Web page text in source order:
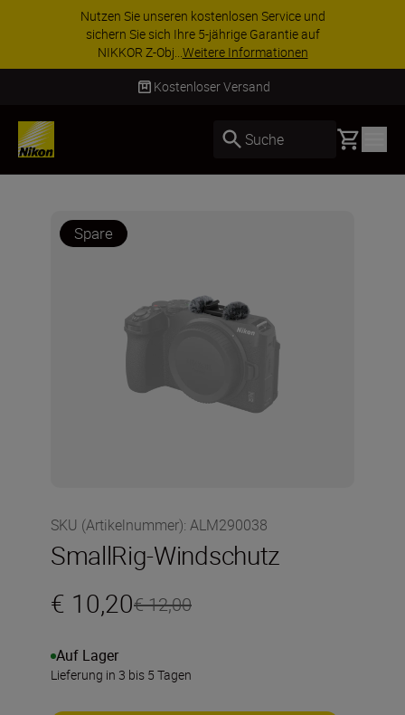
Nutzen Sie unseren kostenlosen Service und
sichern Sie sich Ihre 5-jährige Garantie auf
NIKKOR Z-Obj...Weitere Informationen
Kostenloser Versand
Suche Basket
Spare
SKU (Artikelnummer): ALM290038
SmallRig-Windschutz
€ 10,20€ 12,00
Auf Lager
Lieferung in 3 bis 5 Tagen